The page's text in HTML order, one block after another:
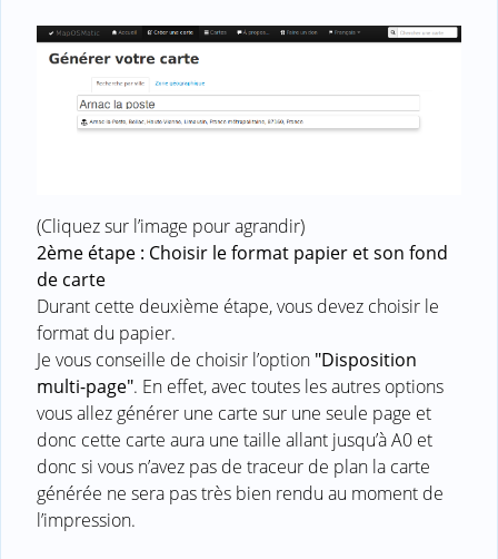
(Cliquez sur l’image pour agrandir)
2ème étape : Choisir le format papier et son fond
de carte
Durant cette deuxième étape, vous devez choisir le
format du papier.
Je vous conseille de choisir l’option "Disposition
multi-page". En effet, avec toutes les autres options
vous allez générer une carte sur une seule page et
donc cette carte aura une taille allant jusqu’à A0 et
donc si vous n’avez pas de traceur de plan la carte
générée ne sera pas très bien rendu au moment de
l’impression.